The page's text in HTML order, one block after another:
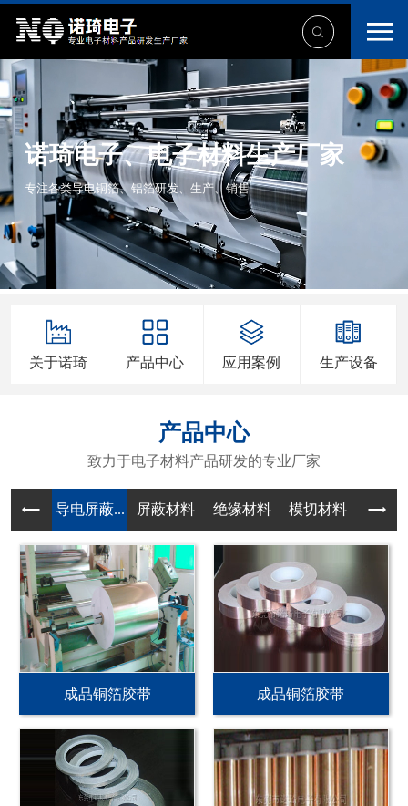
诺琦电子、电子材料生产厂家
专注各类导电铜箔、铝箔研发、生产、销售
关于诺琦 产品中心 应用案例 生产设备
产品中心
致力于电子材料产品研发的专业厂家
导电屏蔽... 屏蔽材料 绝缘材料 模切材料
成品铜箔胶带 成品铜箔胶带